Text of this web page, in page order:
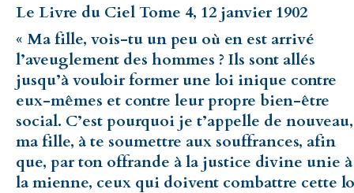
Le Livre du Ciel Tome 4, 12 janvier 1902
« Ma fille, vois-tu un peu où en est arrivé
l’aveuglement des hommes ? Ils sont allés
jusqu’à vouloir former une loi inique contre
eux-mêmes et contre leur propre bien-être
social. C’est pourquoi je t’appelle de nouveau,
ma fille, à te soumettre aux souffrances, afin
que, par ton offrande à la justice divine unie à
la mienne, ceux qui doivent combattre cette